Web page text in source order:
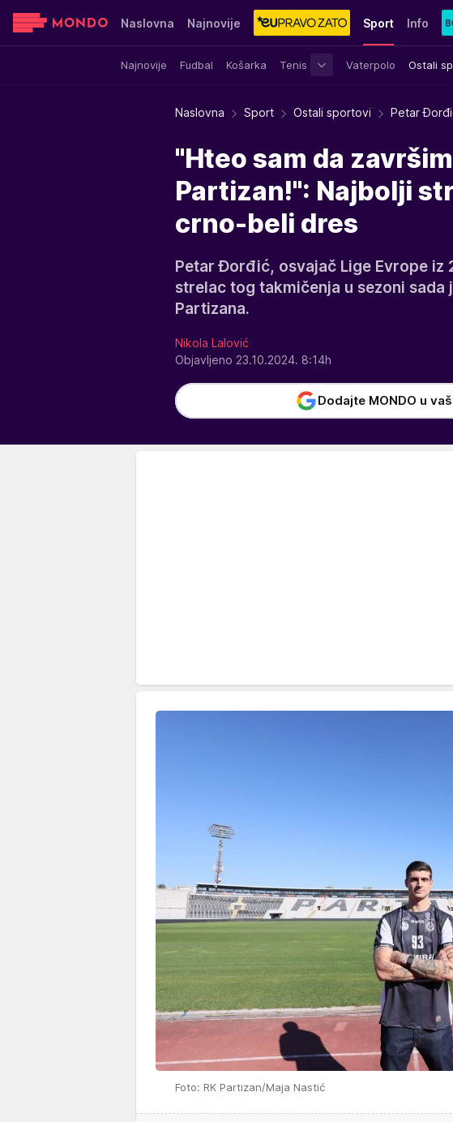
Naslovna Najnovije Sport
Najnovije Fudbal Košarka Tenis Vaterpolo Ostali
Info
Sensa Stvar ukusa Yumama
Naslovna Sport Ostali sportovi Petar
"Hteo sam da
Partizan!": Najbolji
crno-beli dres
Petar Đorđić, osvajač Lige Evrope iz
strelac tog takmičenja u sezoni sada
Partizana.
Nikola Lalović
Objavljeno 23.10.2024. 8:14h
Dodajte MONDO u
Foto: RK Partizan/Maja Nastić